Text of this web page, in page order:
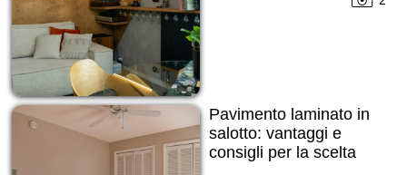
Pavimento laminato in
salotto: vantaggi e
consigli per la scelta